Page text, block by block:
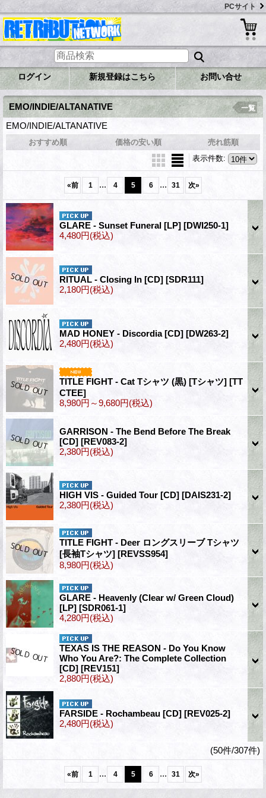
PCサイト
ログイン 新規登録はこちら お問い合せ
EMO/INDIE/ALTANATIVE
EMO/INDIE/ALTANATIVE
一覧
おすすめ順 価格の安い順
売れ筋順
表示件数:
«前 1 ... 4 5 6 ... 31 次»
GLARE - Sunset Funeral [LP] [DWI250-1]
4,480円(税込)
RITUAL - Closing In [CD] [SDR111]
2,180円(税込)
MAD HONEY - Discordia [CD] [DW263-2]
2,480円(税込)
TITLE FIGHT - Cat Tシャツ (黒) [Tシャツ] [TT
CTEE]
8,980円～9,680円(税込)
GARRISON - The Bend Before The Break
[CD] [REV083-2]
2,380円(税込)
HIGH VIS - Guided Tour [CD] [DAIS231-2]
2,380円(税込)
TITLE FIGHT - Deer ロングスリーブ Tシャツ
[長袖Tシャツ] [REVSS954]
8,980円(税込)
GLARE - Heavenly (Clear w/ Green Cloud)
[LP] [SDR061-1]
4,280円(税込)
TEXAS IS THE REASON - Do You Know
Who You Are?: The Complete Collection
[CD] [REV151]
2,880円(税込)
FARSIDE - Rochambeau [CD] [REV025-2]
2,480円(税込)
(50件/307件)
«前 1 ... 4 5 6 ... 31 次»